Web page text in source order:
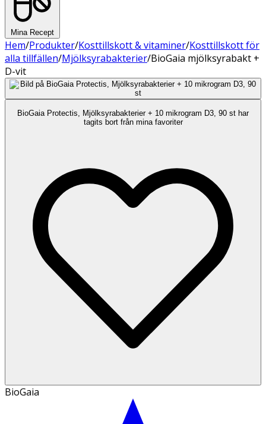
Mina Recept
Hem/Produkter/Kosttillskott & vitaminer/Kosttillskott för
alla tillfällen/Mjölksyrabakterier/BioGaia mjölksyrabakt +
D-vit
BioGaia Protectis, Mjölksyrabakterier + 10 mikrogram D3, 90 st har
tagits bort från mina favoriter
BioGaia